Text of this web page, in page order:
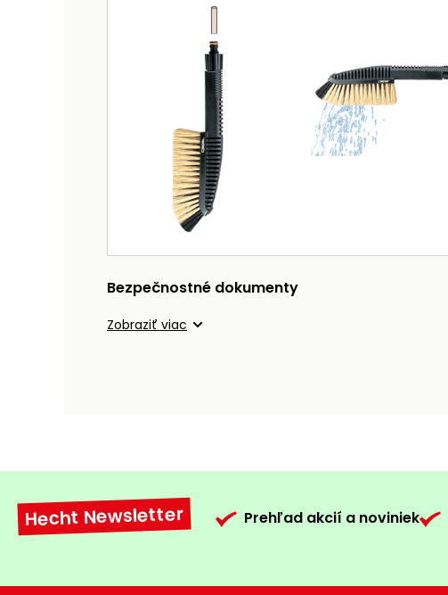
Bezpečnostné dokumenty
Zobraziť viac
Hecht Newsletter Prehľad akcií a noviniek